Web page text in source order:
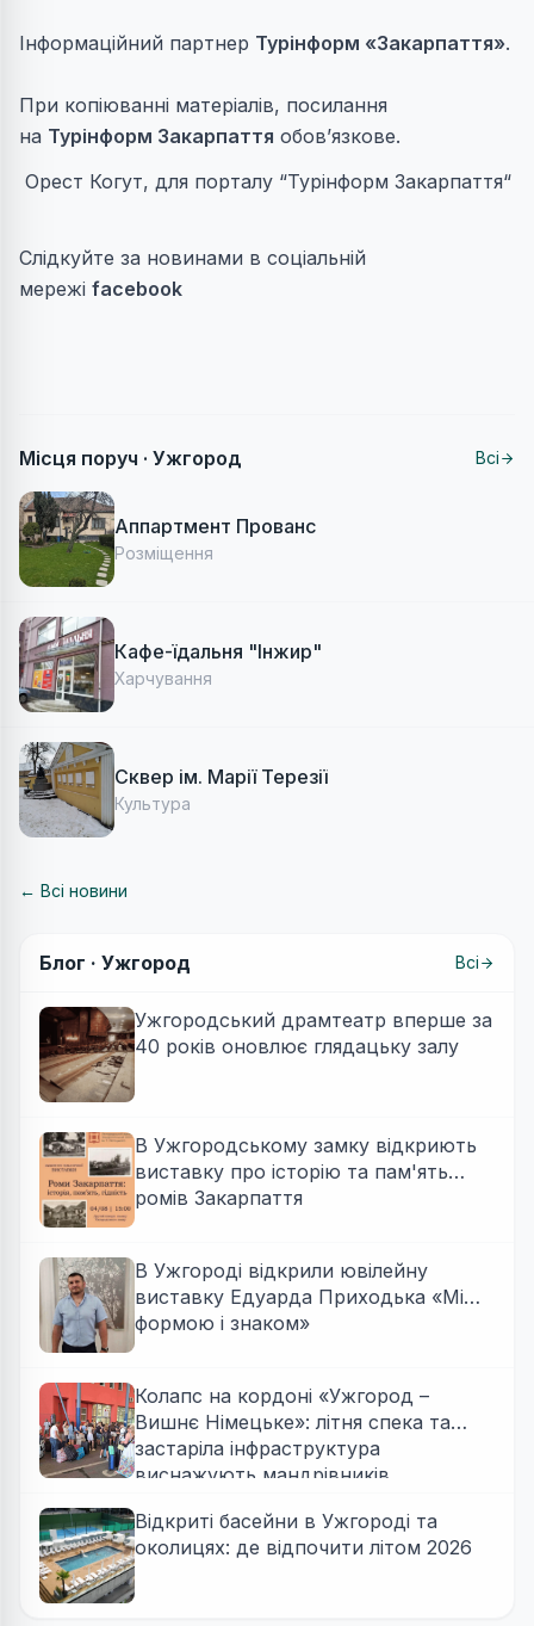
Інформаційний партнер Турінформ «Закарпаття».
При копіюванні матеріалів, посилання
на Турінформ Закарпаття обов’язкове.
Орест Когут, для порталу “Турінформ Закарпаття“
Слідкуйте за новинами в соціальній
мережі facebook
Місця поруч · Ужгород Всі
Аппартмент Прованс
Розміщення
Кафе-їдальня "Інжир"
Харчування
Сквер ім. Марії Терезії
Культура
← Всі новини
Блог · Ужгород Всі
Ужгородський драмтеатр вперше за
40 років оновлює глядацьку залу
В Ужгородському замку відкриють
виставку про історію та пам'ять
ромів Закарпаття
В Ужгороді відкрили ювілейну
виставку Едуарда Приходька «Між
формою і знаком»
Колапс на кордоні «Ужгород –
Вишнє Німецьке»: літня спека та
застаріла інфраструктура
виснажують мандрівників
Відкриті басейни в Ужгороді та
околицях: де відпочити літом 2026